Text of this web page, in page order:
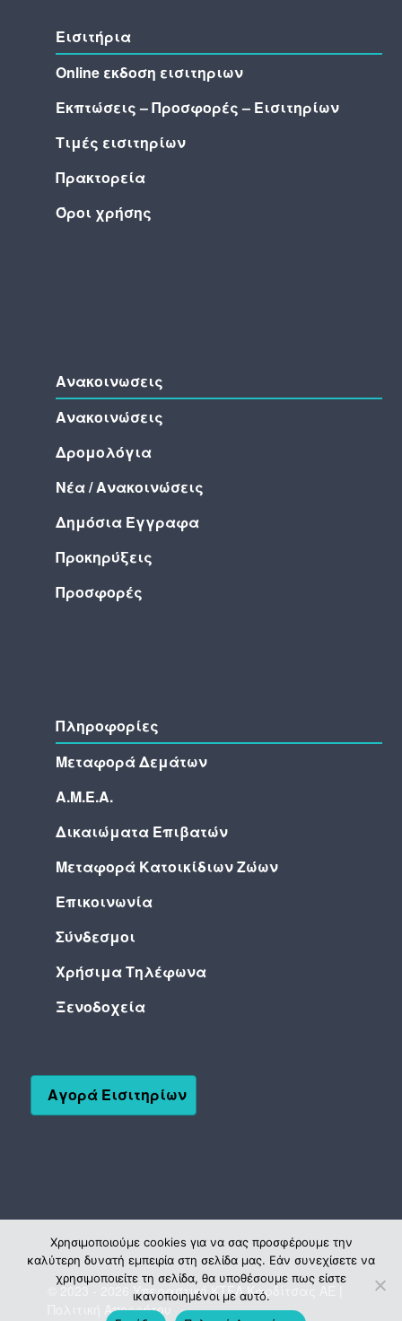
Εισιτήρια
Online εκδοση εισιτηριων
Εκπτώσεις – Προσφορές – Εισιτηρίων
Τιμές εισιτηρίων
Πρακτορεία
Όροι χρήσης
Ανακοινωσεις
Ανακοινώσεις
Δρομολόγια
Νέα / Ανακοινώσεις
Δημόσια Έγγραφα
Προκηρύξεις
Προσφορές
Πληροφορίες
Μεταφορά Δεμάτων
Α.Μ.Ε.Α.
Δικαιώματα Επιβατών
Μεταφορά Κατοικίδιων Ζώων
Επικοινωνία
Σύνδεσμοι
Χρήσιμα Τηλέφωνα
Ξενοδοχεία
Αγορά Εισιτηρίων
© 2023 - 2026 Υπεραστικό ΚΤΕΛ Καρδίτσας ΑΕ |
Πολιτική Απορρήτου
Χρησιμοποιούμε cookies για να σας προσφέρουμε την
καλύτερη δυνατή εμπειρία στη σελίδα μας. Εάν συνεχίσετε να
χρησιμοποιείτε τη σελίδα, θα υποθέσουμε πως είστε
ικανοποιημένοι με αυτό.